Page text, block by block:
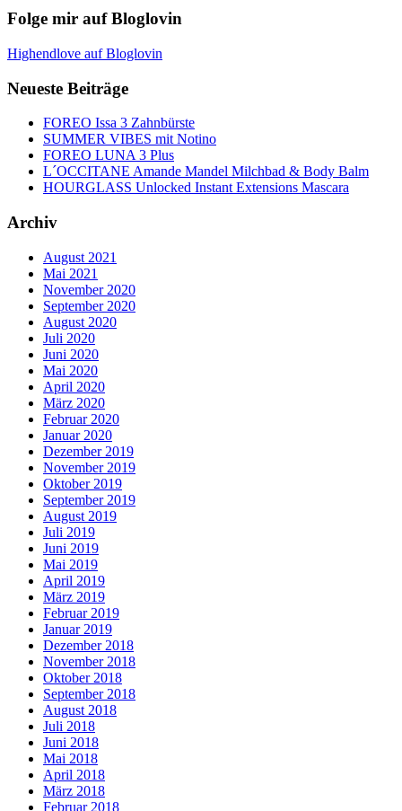
Folge mir auf Bloglovin
Highendlove auf Bloglovin
Neueste Beiträge
FOREO Issa 3 Zahnbürste
SUMMER VIBES mit Notino
FOREO LUNA 3 Plus
L´OCCITANE Amande Mandel Milchbad & Body Balm
HOURGLASS Unlocked Instant Extensions Mascara
Archiv
August 2021
Mai 2021
November 2020
September 2020
August 2020
Juli 2020
Juni 2020
Mai 2020
April 2020
März 2020
Februar 2020
Januar 2020
Dezember 2019
November 2019
Oktober 2019
September 2019
August 2019
Juli 2019
Juni 2019
Mai 2019
April 2019
März 2019
Februar 2019
Januar 2019
Dezember 2018
November 2018
Oktober 2018
September 2018
August 2018
Juli 2018
Juni 2018
Mai 2018
April 2018
März 2018
Februar 2018